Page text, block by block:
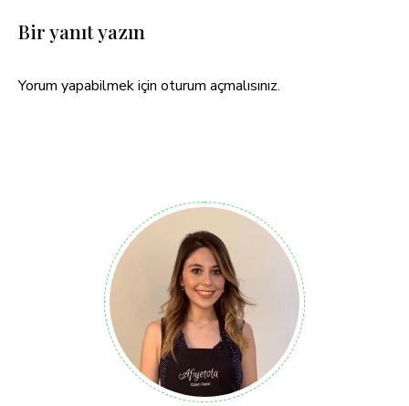
Bir yanıt yazın
Yorum yapabilmek için oturum açmalısınız.